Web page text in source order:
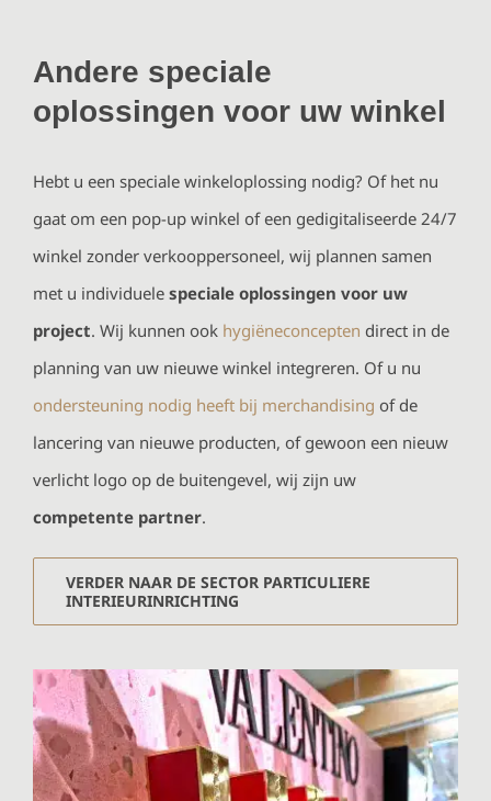
Andere speciale
oplossingen voor uw winkel
Hebt u een speciale winkeloplossing nodig? Of het nu
gaat om een pop-up winkel of een gedigitaliseerde 24/7
winkel zonder verkooppersoneel, wij plannen samen
met u individuele speciale oplossingen voor uw
project. Wij kunnen ook hygiëneconcepten direct in de
planning van uw nieuwe winkel integreren. Of u nu
ondersteuning nodig heeft bij merchandising of de
lancering van nieuwe producten, of gewoon een nieuw
verlicht logo op de buitengevel, wij zijn uw
competente partner.
VERDER NAAR DE SECTOR PARTICULIERE
INTERIEURINRICHTING